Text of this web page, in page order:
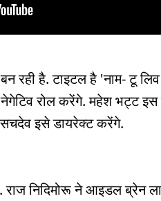
रही है. टाइटल है 'नाम- टू
नेगेटिव रोल करेंगे. महेश भट्ट
सचदेव इसे डायरेक्ट करेंगे.
राज निदिमोरू ने आइडल ब्रेन